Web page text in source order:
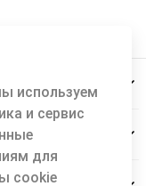
используем
и сервис
для
cookie